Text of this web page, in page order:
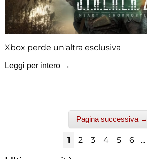
Xbox perde un'altra esclusiva
Leggi per intero →
Pagina successiva →
1 2 3 4 5 6 ...